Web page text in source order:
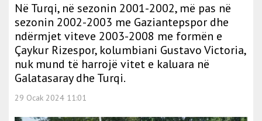
Në Turqi, në sezonin 2001-2002, më pas në
sezonin 2002-2003 me Gaziantepspor dhe
ndërmjet viteve 2003-2008 me formën e
Çaykur Rizespor, kolumbiani Gustavo Victoria,
nuk mund të harrojë vitet e kaluara në
Galatasaray dhe Turqi.
29 Ocak 2024 11:01